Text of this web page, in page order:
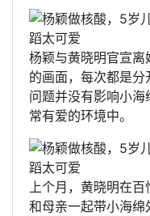
杨颖与黄晓明官宣
的画面，每次都是
问题并没有影响小
常有爱的环境中。
上个月，黄晓明在
和母亲一起带小海